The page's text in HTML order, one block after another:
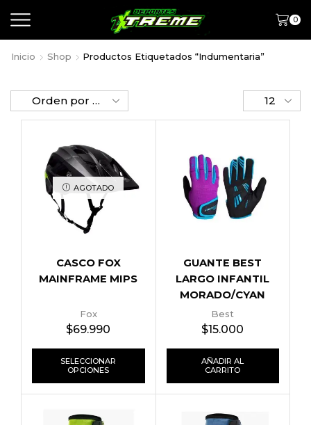
0
Inicio Shop Productos Etiquetados “indumentaria”
AGOTADO
CASCO FOX
MAINFRAME MIPS
Fox
$69.990
SELECCIONAR
OPCIONES
GUANTE BEST
LARGO INFANTIL
MORADO/CYAN
Best
$15.000
AÑADIR AL
CARRITO